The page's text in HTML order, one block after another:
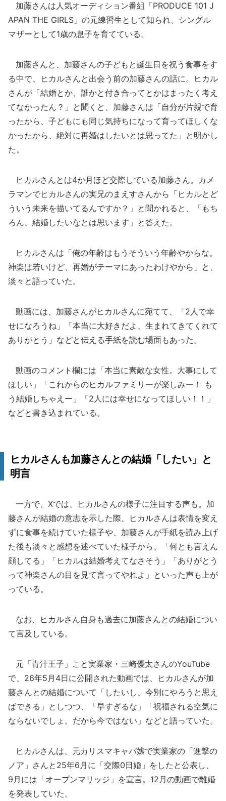
加藤さんは人気オーディション番組「PRODUCE 101 J
APAN THE GIRLS」の元練習生として知られ、シングル
マザーとして1歳の息子を育てている。
加藤さんと、加藤さんの子どもと誕生日を祝う食事をす
る中で、ヒカルさんと出会う前の加藤さんの話に。ヒカル
さんが「結婚とか、誰かと付き合ってとかはまったく考え
てなかったん？」と聞くと、加藤さんは「自分が片親で育
ったから、子どもにも同じ気持ちになって育ってほしくな
かったから、絶対に再婚はしたいとは思ってた」と明かし
た。
ヒカルさんとは4か月ほど交際している加藤さん。カメ
ラマンでヒカルさんの実兄のまえすさんから「ヒカルとど
ういう未来を描いてるんですか？」と聞かれると、「もち
ろん、結婚したいなとは思います」と答えた。
ヒカルさんは「俺の年齢はもうそういう年齢やからな。
神楽は若いけど、再婚がテーマにあったわけやから」と、
淡々と語っていた。
動画には、加藤さんがヒカルさんに宛てて、「2人で幸
せになろうね」「本当に大好きだよ、生まれてきてくれて
ありがとう」などと伝える手紙を読む場面もあった。
動画のコメント欄には「本当に素敵な女性。大事にして
ほしい」「これからのヒカルファミリーが楽しみー！ も
う結婚しちゃえー」「2人には幸せになってほしい！！」
などと書き込まれている。
ヒカルさんも加藤さんとの結婚「したい」と
明言
一方で、Xでは、ヒカルさんの様子に注目する声も。加
藤さんが結婚の意志を示した際、ヒカルさんは表情を変え
ずに食事を続けていた様子や、加藤さんが手紙を読み上げ
た後も淡々と感想を述べていた様子から、「何とも言えん
顔してる」「ヒカルは結婚考えてなさそう」「ありがとう
って神楽さんの目を見て言ってやれよ」といった声も上が
っている。
なお、ヒカルさん自身も過去に加藤さんとの結婚につい
て言及している。
元「青汁王子」こと実業家・三崎優太さんのYouTube
で、26年5月4日に公開された動画では、ヒカルさんが加
藤さんとの結婚について「したいし、今別にやろうと思え
ばできる」としつつ、「早すぎるな」「祝福される空気に
ならないでしょ。だから今ではない」などと語っていた。
ヒカルさんは、元カリスマキャバ嬢で実業家の「進撃の
ノア」さんと25年6月に「交際0日婚」をしたと公表し、
9月には「オープンマリッジ」を宣言。12月の動画で離婚
を発表していた。